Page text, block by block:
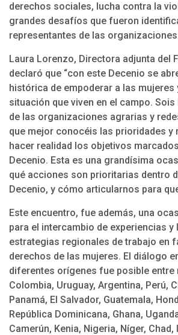
derechos sociales, lucha contra la
grandes desafíos que fueron
representantes de las
Laura Lorenzo, Directora adjunta del
declaró que “con este Decenio se
histórica de empoderar a las mujeres
situación que viven en el campo.
de las organizaciones agrarias y
que mejor conocéis las prioridades y
hacer realidad los objetivos
Decenio. Esta es una grandísima
qué acciones son prioritarias dentro
Decenio, y cómo articularnos para
Este encuentro, fue además, una
para el intercambio de experiencias
estrategias regionales de trabajo en
derechos de las mujeres. El diálogo
diferentes orígenes fue posible entre
Colombia, Uruguay, Argentina, Perú,
Panamá, El Salvador, Guatemala,
República Dominicana, Ghana,
Camerún, Kenia, Nigeria, Níger,